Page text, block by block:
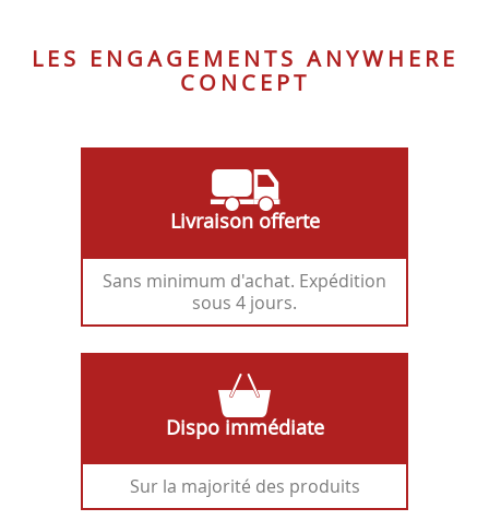
LES ENGAGEMENTS ANYWHERE
CONCEPT
Livraison offerte
Sans minimum d'achat. Expédition
sous 4 jours.
Dispo immédiate
Sur la majorité des produits